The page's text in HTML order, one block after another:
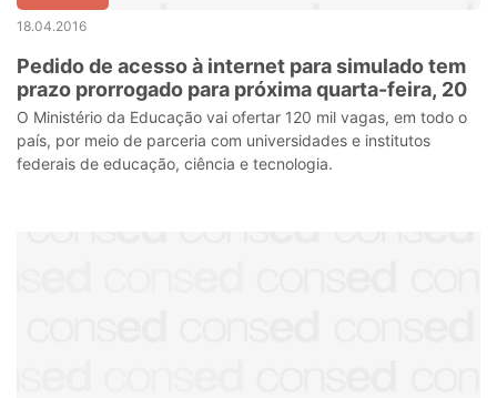
18.04.2016
Pedido de acesso à internet para simulado tem
prazo prorrogado para próxima quarta-feira, 20
O Ministério da Educação vai ofertar 120 mil vagas, em todo o
país, por meio de parceria com universidades e institutos
federais de educação, ciência e tecnologia.